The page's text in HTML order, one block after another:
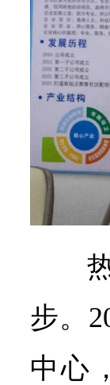
步。
中心